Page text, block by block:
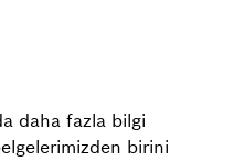
daha fazla bilgi
birini